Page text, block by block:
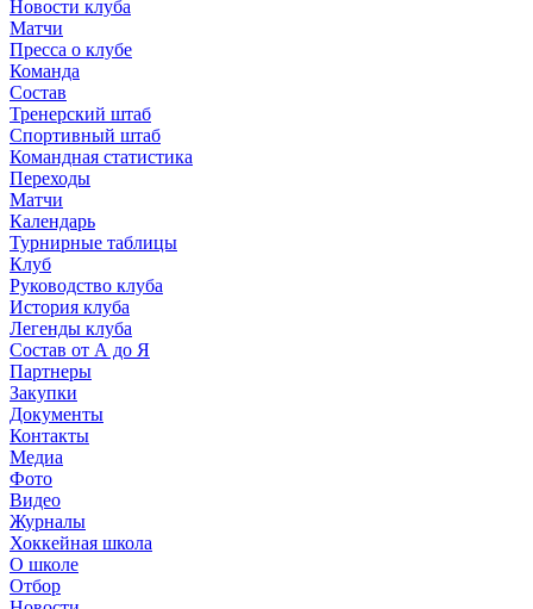
Новости клуба
Матчи
Пресса о клубе
Команда
Состав
Тренерский штаб
Спортивный штаб
Командная статистика
Переходы
Матчи
Календарь
Турнирные таблицы
Клуб
Руководство клуба
История клуба
Легенды клуба
Состав от А до Я
Партнеры
Закупки
Документы
Контакты
Медиа
Фото
Видео
Журналы
Хоккейная школа
О школе
Отбор